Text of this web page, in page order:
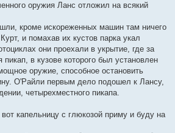
оружия Ланс отложил на всякий
кроме искореженных машин там ничего
и помахав их кустов парка укал
они проехали в укрытие, где за
в кузове которого был установлен
оружие, способное остановить
О'Райли первым дело подошел к Лансу,
четырехместного пикапа.
капельницу с глюкозой приму и буду на